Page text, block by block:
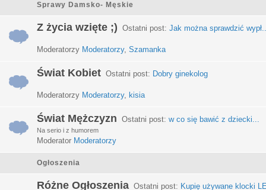
Sprawy Damsko- Męskie
Z życia wzięte ;) Ostatni post: Jak można sprawdzić
Moderatorzy Moderatorzy, Szamanka
Świat Kobiet Ostatni post: Dobry ginekolog
Moderatorzy Moderatorzy, kisia
Świat Mężczyzn Ostatni post: w co się bawić z dziecki...
Na serio i z humorem
Moderator Moderatorzy
Ogłoszenia
Różne Ogłoszenia Ostatni post: Kupię używane klocki